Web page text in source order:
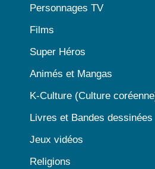
Personnages TV
Films
Super Héros
Animés et Mangas
K-Culture (Culture
Livres et Bandes dessinées
Jeux vidéos
Religions